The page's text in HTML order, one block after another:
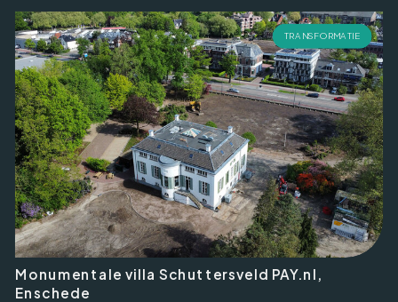
Monumentale villa Schuttersveld PAY.nl,
Enschede
TRANSFORMATIE